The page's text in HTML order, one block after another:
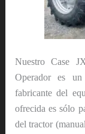
Nuestro Case
Operador es
fabricante del
ofrecida es sólo
del tractor